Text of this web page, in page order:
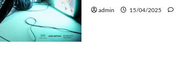
admin 15/04/2025